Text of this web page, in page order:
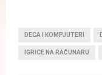
DECA I KOMPJUTERI
IGRICE NA RAČUNARU